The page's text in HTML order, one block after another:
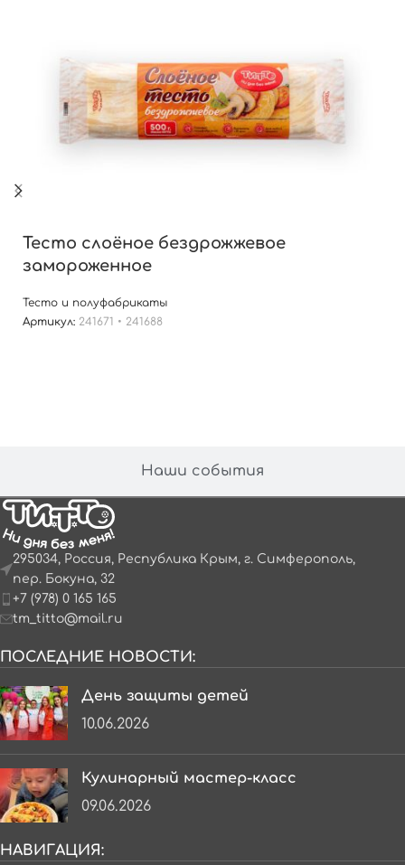
Наши события
Тесто слоёное бездрожжевое
замороженное
Тесто и полуфабрикаты
Артикул: 241671 • 241688
295034, Россия, Республика Крым, г. Симферополь,
пер. Бокуна, 32
+7 (978) 0 165 165
tm_titto@mail.ru
ПОСЛЕДНИЕ НОВОСТИ:
День защиты детей
10.06.2026
Кулинарный мастер-класс
09.06.2026
НАВИГАЦИЯ: